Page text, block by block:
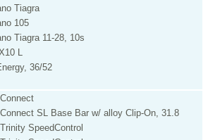
Tiagra
105
Tiagra 11-28, 10s
L
36/52
SL Base Bar w/ alloy Clip-On, 31.8
SpeedControl